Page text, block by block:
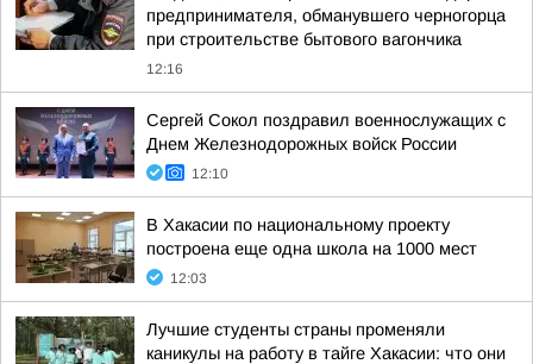
предпринимателя, обманувшего черногорца
при строительстве бытового вагончика
12:16
Сергей Сокол поздравил военнослужащих с
Днем Железнодорожных войск России
12:10
В Хакасии по национальному проекту
построена еще одна школа на 1000 мест
12:03
Лучшие студенты страны променяли
каникулы на работу в тайге Хакасии: что они